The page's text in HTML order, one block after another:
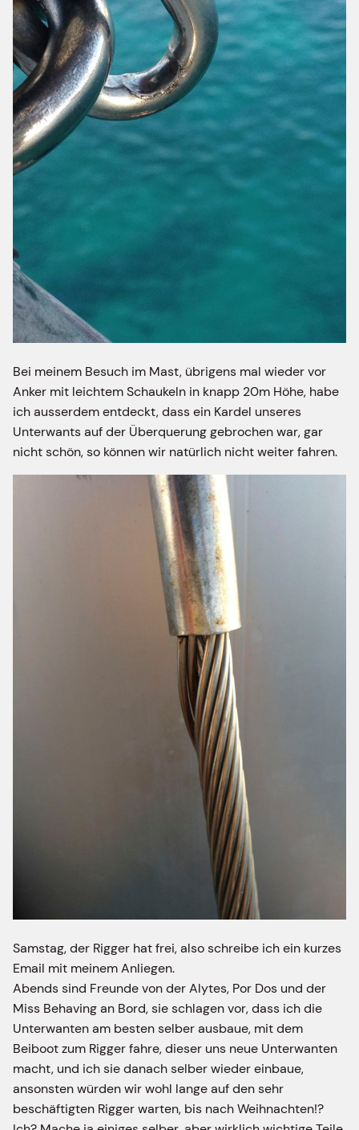
Bei meinem Besuch im Mast, übrigens mal wieder vor
Anker mit leichtem Schaukeln in knapp 20m Höhe, habe
ich ausserdem entdeckt, dass ein Kardel unseres
Unterwants auf der Überquerung gebrochen war, gar
nicht schön, so können wir natürlich nicht weiter fahren.
Samstag, der Rigger hat frei, also schreibe ich ein kurzes
Email mit meinem Anliegen.
Abends sind Freunde von der Alytes, Por Dos und der
Miss Behaving an Bord, sie schlagen vor, dass ich die
Unterwanten am besten selber ausbaue, mit dem
Beiboot zum Rigger fahre, dieser uns neue Unterwanten
macht, und ich sie danach selber wieder einbaue,
ansonsten würden wir wohl lange auf den sehr
beschäftigten Rigger warten, bis nach Weihnachten!?